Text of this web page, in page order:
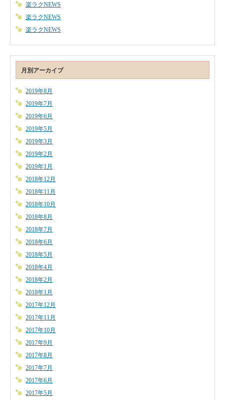
楽ラクNEWS
楽ラクNEWS
楽ラクNEWS
月別アーカイブ
2019年8月
2019年7月
2019年6月
2019年5月
2019年3月
2019年2月
2019年1月
2018年12月
2018年11月
2018年10月
2018年8月
2018年7月
2018年6月
2018年5月
2018年4月
2018年2月
2018年1月
2017年12月
2017年11月
2017年10月
2017年9月
2017年8月
2017年7月
2017年6月
2017年5月